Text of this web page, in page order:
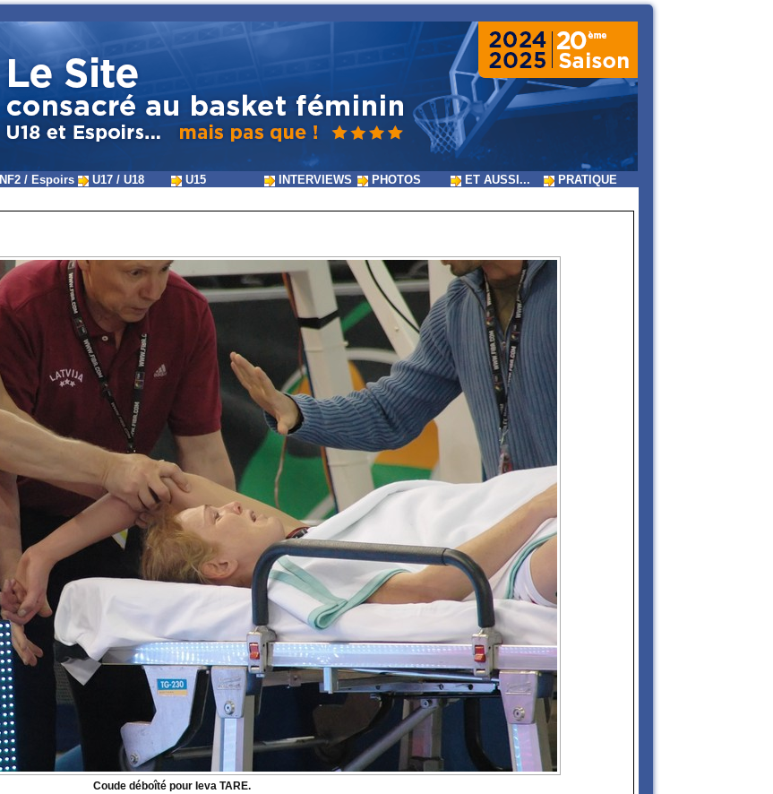
NF2 / Espoirs U17 / U18 U15 INTERVIEWS PHOTOS ET AUSSI... PRATIQUE
Coude déboîté pour Ieva TARE.